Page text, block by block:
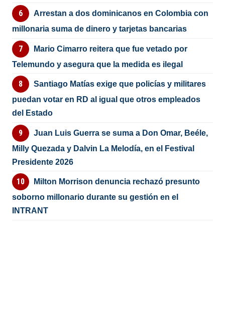
Arrestan a dos dominicanos en Colombia con
millonaria suma de dinero y tarjetas bancarias
Mario Cimarro reitera que fue vetado por
Telemundo y asegura que la medida es ilegal
Santiago Matías exige que policías y militares
puedan votar en RD al igual que otros empleados
del Estado
Juan Luis Guerra se suma a Don Omar, Beéle,
Milly Quezada y Dalvin La Melodía, en el Festival
Presidente 2026
Milton Morrison denuncia rechazó presunto
soborno millonario durante su gestión en el
INTRANT